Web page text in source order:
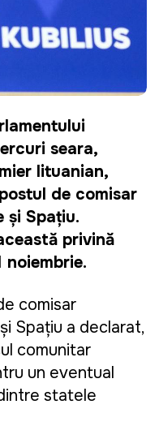
seara,
lituanian,
de comisar
și Spațiu.
privință
noiembrie.
comisar
Spațiu a declarat,
comunitar
un eventual
statele